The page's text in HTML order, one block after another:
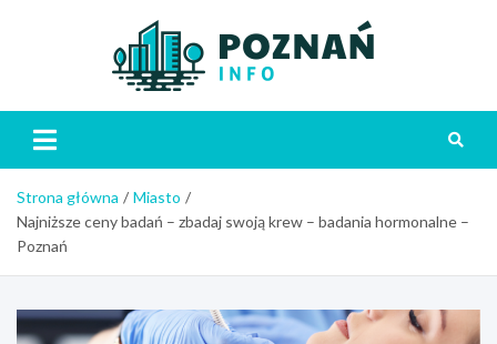
Strona główna
Miasto
Najniższe ceny badań – zbadaj swoją krew – badania hormonalne –
Poznań